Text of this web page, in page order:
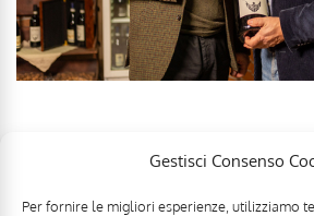
Gestisci Consenso
Per fornire le migliori esperienze, utilizziamo